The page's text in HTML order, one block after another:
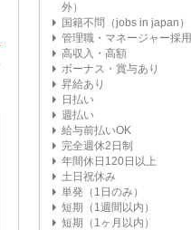
外）
国籍不問（jobs in japan）
管理職・マネージャー採用
高収入・高額
ボーナス・賞与あり
昇給あり
日払い
週払い
給与前払いOK
完全週休2日制
年間休日120日以上
土日祝休み
単発（1日のみ）
短期（1週間以内）
短期（1ヶ月以内）